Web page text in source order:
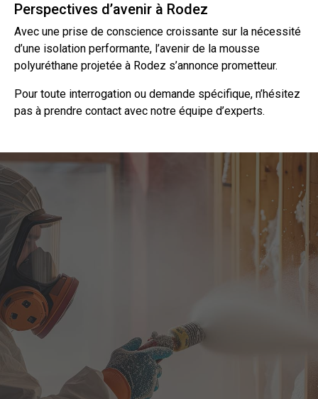
Perspectives d’avenir à Rodez
Avec une prise de conscience croissante sur la nécessité
d’une isolation performante, l’avenir de la mousse
polyuréthane projetée à Rodez s’annonce prometteur.
Pour toute interrogation ou demande spécifique, n’hésitez
pas à prendre contact avec notre équipe d’experts.